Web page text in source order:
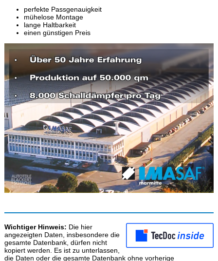
perfekte Passgenauigkeit
mühelose Montage
lange Haltbarkeit
einen günstigen Preis
Wichtiger Hinweis: Die hier
angezeigten Daten, insbesondere die
gesamte Datenbank, dürfen nicht
kopiert werden. Es ist zu unterlassen,
die Daten oder die gesamte Datenbank ohne vorherige